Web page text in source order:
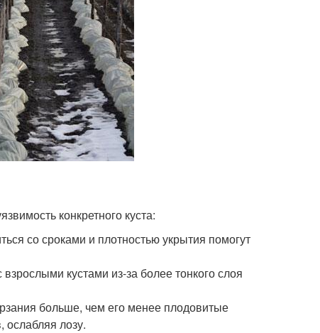
конкретного куста:
со сроками и плотностью укрытия помогут
кустами из-за более тонкого слоя
больше, чем его менее плодовитые
ослабляя лозу.